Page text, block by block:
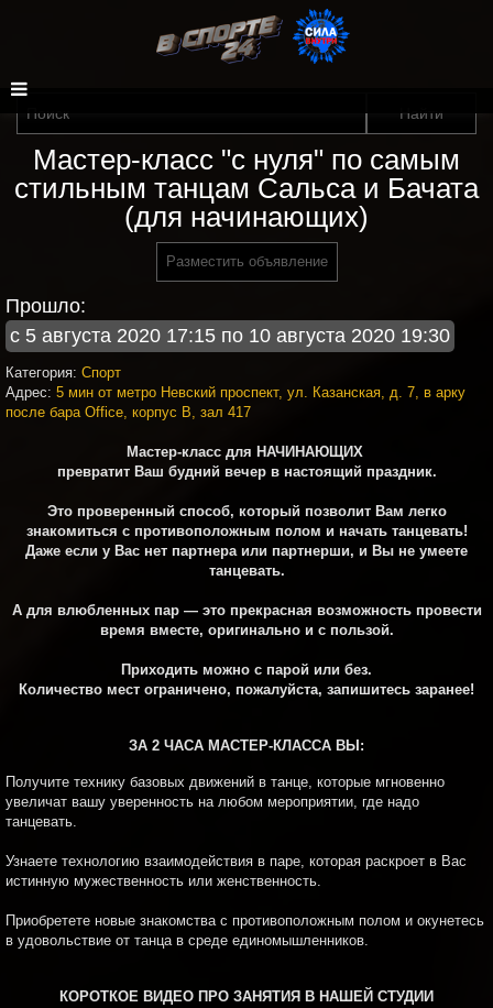
Мастер-класс "с нуля" по самым
стильным танцам Сальса и Бачата
(для начинающих)
Разместить объявление
Прошло:
с 5 августа 2020 17:15 по 10 августа 2020 19:30
Категория: Спорт
Адрес: 5 мин от метро Невский проспект, ул. Казанская, д. 7, в арку
после бара Office, корпус B, зал 417
Мастер-класс для НАЧИНАЮЩИХ
превратит Ваш будний вечер в настоящий праздник.
Это проверенный способ, который позволит Вам легко
знакомиться с противоположным полом и начать танцевать!
Даже если у Вас нет партнера или партнерши, и Вы не умеете
танцевать.
А для влюбленных пар — это прекрасная возможность провести
время вместе, оригинально и с пользой.
Приходить можно с парой или без.
Количество мест ограничено, пожалуйста, запишитесь заранее!
ЗА 2 ЧАСА МАСТЕР-КЛАССА ВЫ:
Получите технику базовых движений в танце, которые мгновенно
увеличат вашу уверенность на любом мероприятии, где надо
танцевать.
Узнаете технологию взаимодействия в паре, которая раскроет в Вас
истинную мужественность или женственность.
Приобретете новые знакомства с противоположным полом и окунетесь
в удовольствие от танца в среде единомышленников.
КОРОТКОЕ ВИДЕО ПРО ЗАНЯТИЯ В НАШЕЙ СТУДИИ